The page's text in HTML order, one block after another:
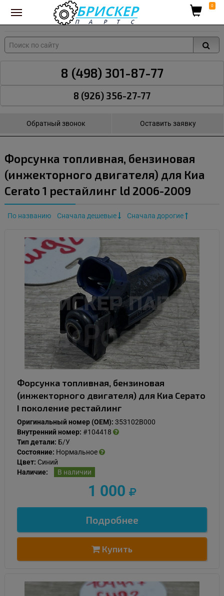
Вход для поставщиков 0
8 (498) 301-87-77
8 (926) 356-27-77
Обратный звонок Оставить заявку
Форсунка топливная, бензиновая
(инжекторного двигателя) для Киа
Cerato 1 рестайлинг ld 2006-2009
По названию Сначала дешевые Сначала дорогие
Форсунка топливная, бензиновая
(инжекторного двигателя) для Киа Серато
I поколение рестайлинг
Оригинальный номер (OEM): 353102B000
Внутренний номер: #104418
Тип детали: Б/У
Состояние: Нормальное
Цвет: Синий
Наличие:
В наличии
1 000
Подробнее
Купить